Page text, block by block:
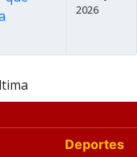
2026
Deportes